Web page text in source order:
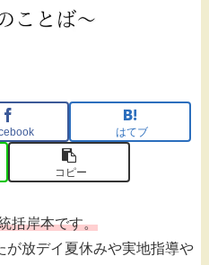
はてブ
コピー
括岸本です。
が放デイ夏休みや実地指導や